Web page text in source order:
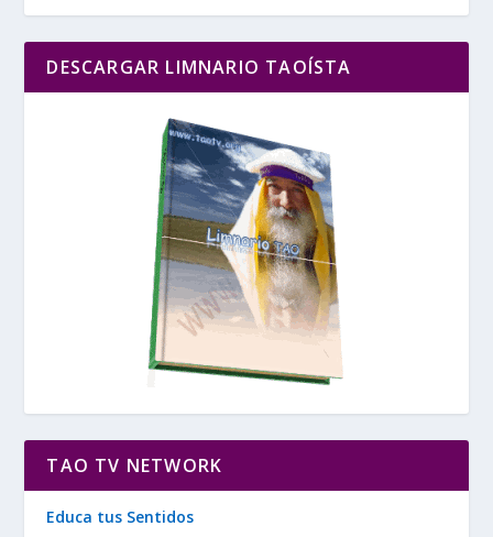
DESCARGAR LIMNARIO TAOÍSTA
TAO TV NETWORK
Educa tus Sentidos